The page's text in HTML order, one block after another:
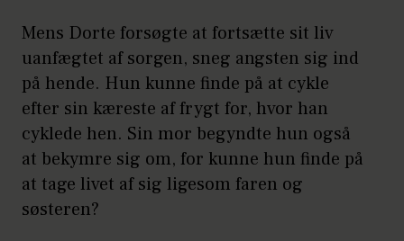
Mens Dorte forsøgte at fortsætte sit liv
uanfægtet af sorgen, sneg angsten sig ind
på hende. Hun kunne finde på at cykle
efter sin kæreste af frygt for, hvor han
cyklede hen. Sin mor begyndte hun også
at bekymre sig om, for kunne hun finde på
at tage livet af sig ligesom faren og
søsteren?